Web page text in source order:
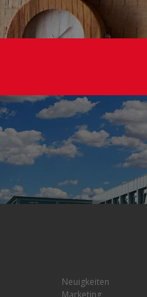
Neuigkeiten